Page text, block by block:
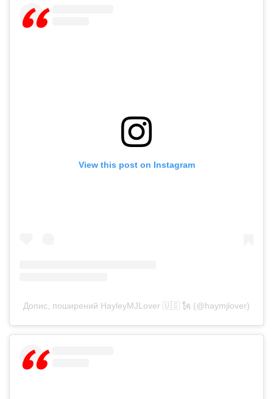
View this post on Instagram
Допис, поширений HayleyMJLover 🇺🇸 🗽 (@haymjlover)